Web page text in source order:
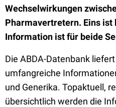
Wechselwirkungen
Pharmavertretern. Eins ist
Information ist für beide
Die ABDA-Datenbank
umfangreiche
und Generika. Topaktuell,
übersichtlich werden die